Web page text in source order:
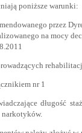
poniższe warunki:
przez
na mocy
nr 1
długość